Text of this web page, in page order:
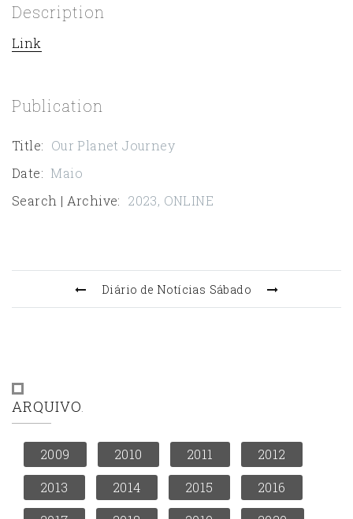
Description
Link
Publication
Title: Our Planet Journey
Date: Maio
Search | Archive: 2023, ONLINE
Diário de Notícias Sábado
ARQUIVO
2009 2010 2011
2012
2013
2014 2015
2016